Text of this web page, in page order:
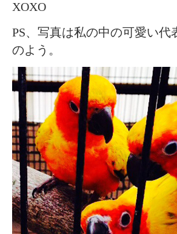
XOXO
PS、写真は私の中の可愛い
のよう。